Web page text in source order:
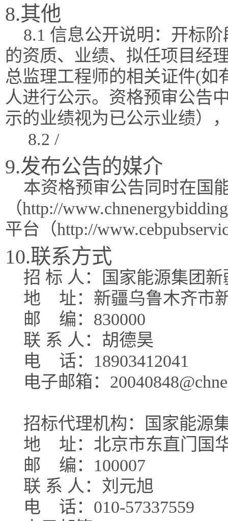
8.其他
8.1 信息公开说明：开标
的资质、业绩、拟任项目经
总监理工程师的相关证件(如
人进行公示。资格预审公告
示的业绩视为已公示业绩）
8.2 /
9.发布公告的媒介
本资格预审公告同时在国
（http://
平台（http://
10.联系方式
招 标 人：国家能源集团
地
址：新疆乌鲁木齐市
邮
编：830000
联 系 人：胡德昊
电
话：18903412041
电子邮箱：
招标代理机构：国家能源
地
址：北京市东直门国
邮
编：100007
联 系 人：刘元旭
电
话：010-57337559